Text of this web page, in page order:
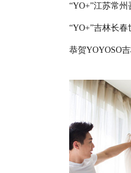
“YO+”江苏常州
“YO+”吉林长春
恭贺YOYOSO